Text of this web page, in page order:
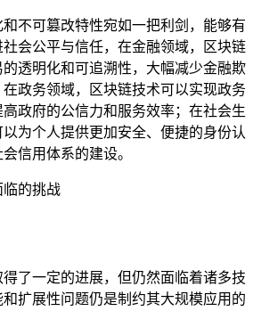
不可篡改特性宛如一把利剑，能够有
会公平与信任，在金融领域，区块链
透明化和可追溯性，大幅减少金融欺
政务领域，区块链技术可以实现政务
政府的公信力和服务效率；在社会生
为个人提供更加安全、便捷的身份认
信用体系的建设。
临的挑战
了一定的进展，但仍然面临着诸多技
扩展性问题仍是制约其大规模应用的